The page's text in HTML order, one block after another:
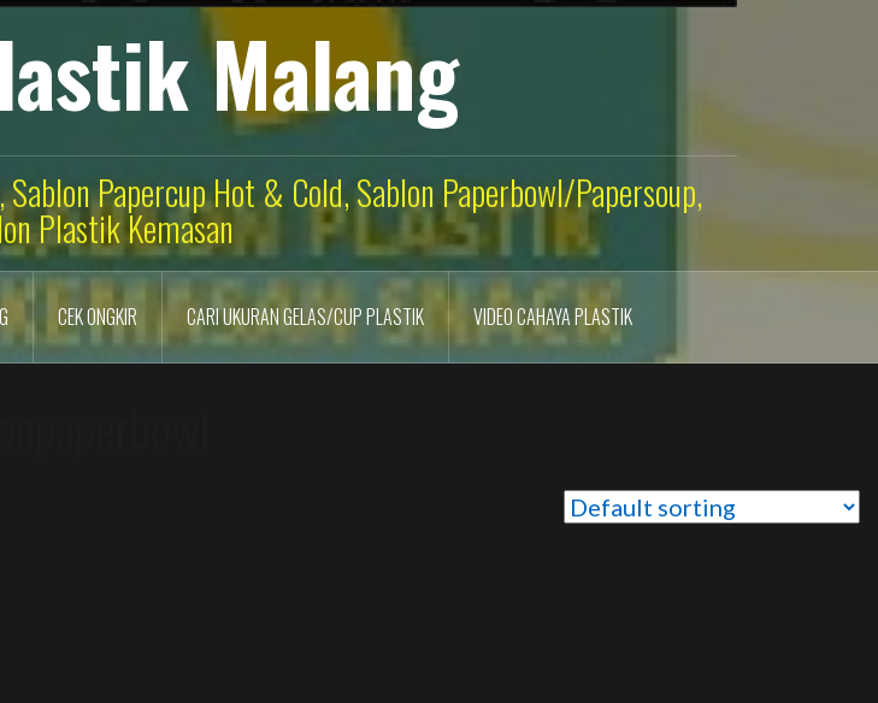
Malang
Papercup Hot & Cold, Sablon Paperbowl/Papersoup,
Plastik Kemasan
CEK ONGKIR CARI UKURAN GELAS/CUP PLASTIK VIDEO CAHAYA PLASTIK